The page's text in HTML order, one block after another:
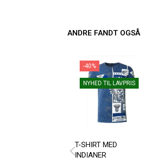
ANDRE FANDT OGSÅ
-40%
NYHED TIL LAVPRIS
T-SHIRT MED
INDIANER